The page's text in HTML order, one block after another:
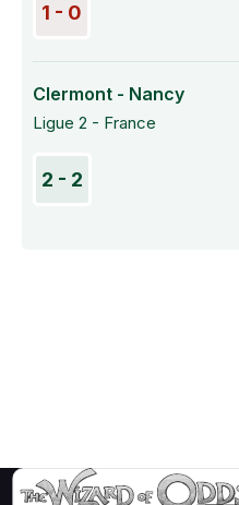
1 - 0
Clermont - Nancy
Ligue 2 - France
2 - 2